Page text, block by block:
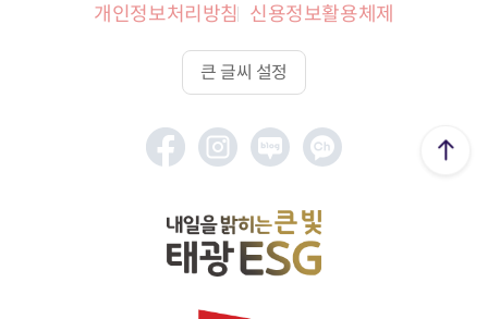
개인정보처리방침 신용정보활용체제
큰 글씨 설정